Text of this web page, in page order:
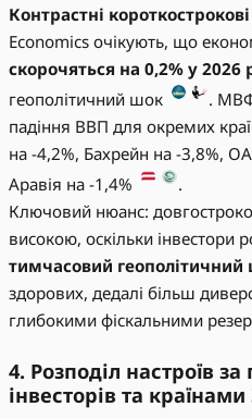
Контрастні
Economics очікують, що
скорочяться на 0,2% у 2026
геополітичний шок
. МВФ
падіння ВВП для окремих
на -4,2%, Бахрейн на -3,8%,
Аравія на -1,4%
.
Ключовий нюанс:
високою, оскільки інвестори
тимчасовий геополітичний
здорових, дедалі більш
глибокими фіскальними
4. Розподіл настроїв
інвесторів та